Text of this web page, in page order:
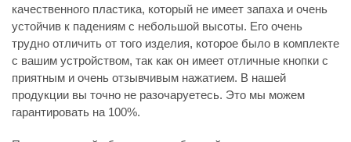
качественного пластика, который не имеет запаха и очень
устойчив к падениям с небольшой высоты. Его очень
трудно отличить от того изделия, которое было в комплекте
с вашим устройством, так как он имеет отличные кнопки с
приятным и очень отзывчивым нажатием. В нашей
продукции вы точно не разочаруетесь. Это мы можем
гарантировать на 100%.